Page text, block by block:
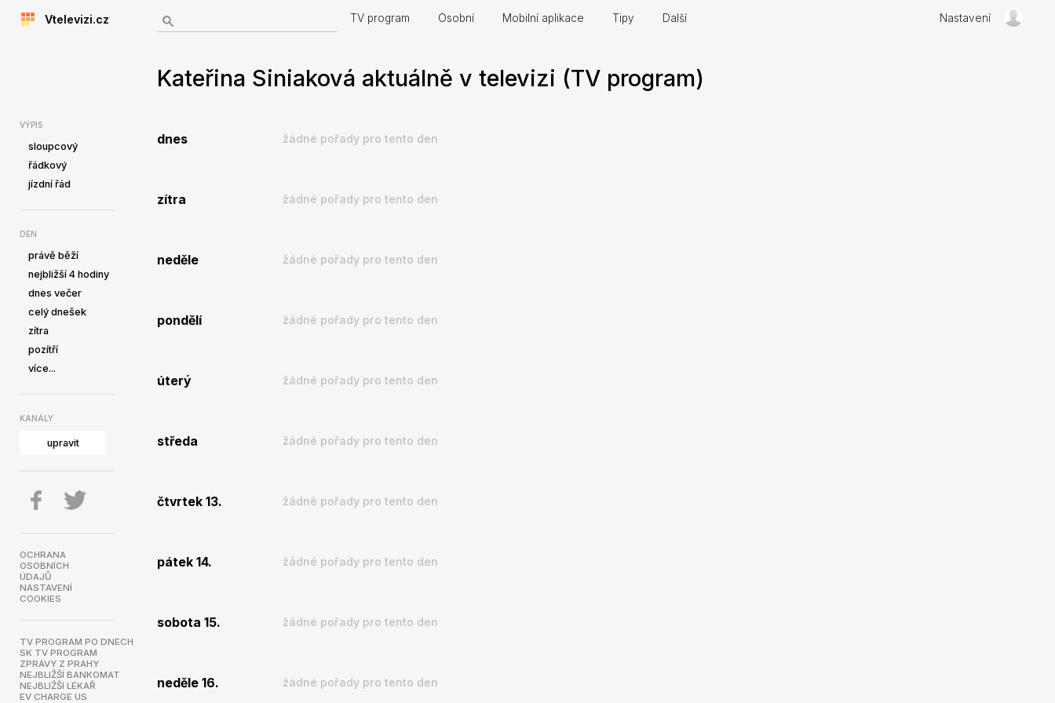
Vtelevizi.cz TV program Osobní Mobilní aplikace Tipy Další Nastavení
VÝPIS
sloupcový
řádkový
jízdní řád
DEN
právě běží
nejbližší 4 hodiny
dnes večer
celý dnešek
zítra
pozítří
více...
KANÁLY
upravit
OCHRANA
OSOBNÍCH
ÚDAJŮ
NASTAVENÍ
COOKIES
TV PROGRAM PO DNECH
SK TV PROGRAM
ZPRÁVY Z PRAHY
NEJBLIŽŠÍ BANKOMAT
NEJBLIŽŠÍ LÉKAŘ
EV CHARGE US
Kateřina Siniaková aktuálně v televizi (TV program)
dnes žádné pořady pro tento den
zítra žádné pořady pro tento den
neděle žádné pořady pro tento den
pondělí žádné pořady pro tento den
úterý žádné pořady pro tento den
středa žádné pořady pro tento den
čtvrtek 13. žádné pořady pro tento den
pátek 14. žádné pořady pro tento den
sobota 15. žádné pořady pro tento den
neděle 16. žádné pořady pro tento den